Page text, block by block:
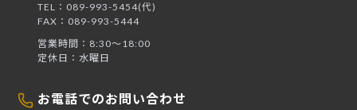
TEL：089-993-5454(代)
FAX：089-993-5444
営業時間：8:30〜18:00
定休日：水曜日
お電話でのお問い合わせ